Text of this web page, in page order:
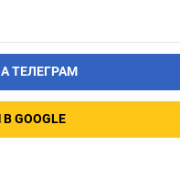
ТЕЛЕГРАМ
GOOGLE